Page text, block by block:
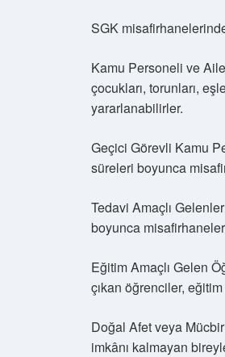
SGK
Kamu Personeli ve
çocukları, torunları,
yararlanabilirler.
Geçici Görevli Kamu
süreleri boyunca
Tedavi Amaçlı
boyunca
Eğitim Amaçlı Gelen
çıkan öğrenciler,
Doğal Afet veya
imkânı kalmayan